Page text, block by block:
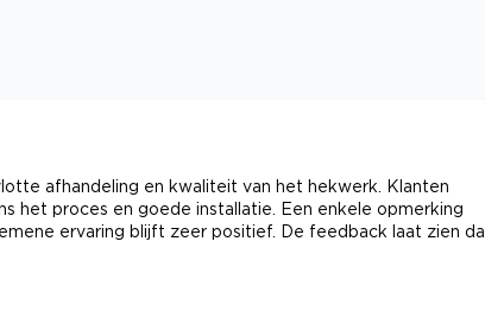
afhandeling en kwaliteit van het hekwerk. Klanten
het proces en goede installatie. Een enkele opmerking
ervaring blijft zeer positief. De feedback laat zien